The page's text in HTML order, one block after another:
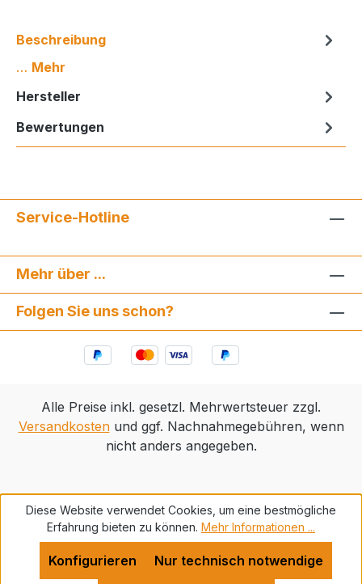
Beschreibung
… Mehr
Hersteller
Bewertungen
Service-Hotline
Mehr über ...
Folgen Sie uns schon?
Alle Preise inkl. gesetzl. Mehrwertsteuer zzgl.
Versandkostenund ggf. Nachnahmegebühren, wenn
nicht anders angegeben.
Diese Website verwendet Cookies, um eine bestmögliche
Erfahrung bieten zu können. Mehr Informationen ...
Nur technisch notwendige
Konfigurieren